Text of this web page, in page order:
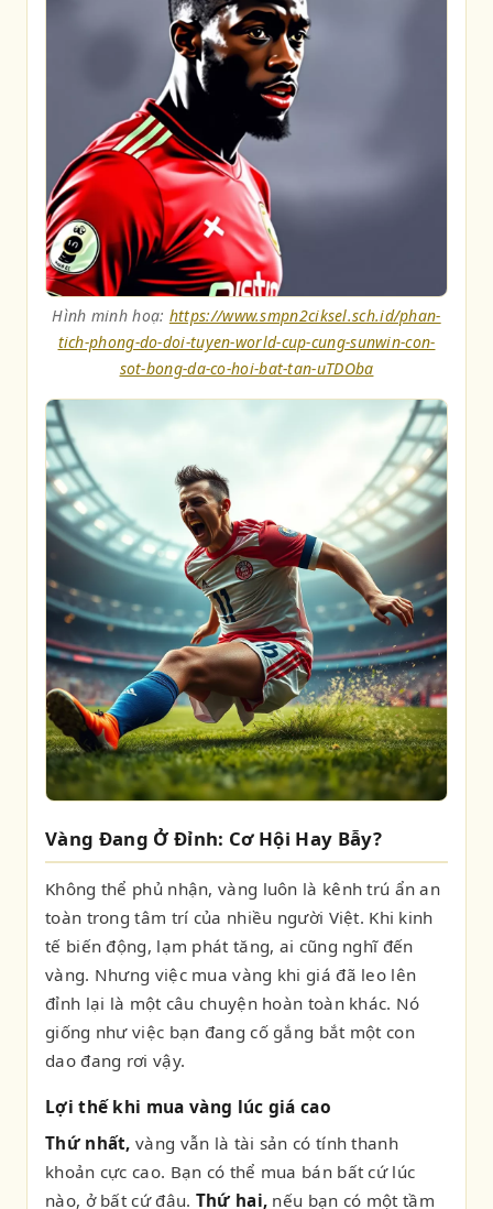
Hình minh hoạ: https://www.smpn2ciksel.sch.id/phan-
tich-phong-do-doi-tuyen-world-cup-cung-sunwin-con-
sot-bong-da-co-hoi-bat-tan-uTDOba
Vàng Đang Ở Đỉnh: Cơ Hội Hay Bẫy?
Không thể phủ nhận, vàng luôn là kênh trú ẩn an
toàn trong tâm trí của nhiều người Việt. Khi kinh
tế biến động, lạm phát tăng, ai cũng nghĩ đến
vàng. Nhưng việc mua vàng khi giá đã leo lên
đỉnh lại là một câu chuyện hoàn toàn khác. Nó
giống như việc bạn đang cố gắng bắt một con
dao đang rơi vậy.
Lợi thế khi mua vàng lúc giá cao
Thứ nhất, vàng vẫn là tài sản có tính thanh
khoản cực cao. Bạn có thể mua bán bất cứ lúc
nào, ở bất cứ đâu. Thứ hai, nếu bạn có một tầm